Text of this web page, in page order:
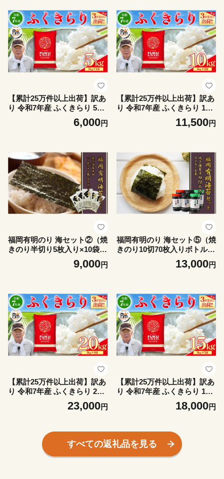
【累計25万件以上出荷】訳あ
り 令和7年産 ふくきらり 5kg
複数原料米 福岡県 赤村 白米
精米 国産 限定 ごはん ご飯
6,000円
【累計25万件以上出荷】訳あ
り 令和7年産 ふくきらり 10k
g 複数原料米 福岡県 赤村 白
米 精米 国産 限定 ごはん ご
R7)
11,500円
福岡有明のり 海セット②（焼
きのり半切り5枚入り×10袋）
9,000円
福岡有明のり 海セット⑤（焼
きのり10切70枚入りボトル×6
13,000円
【累計25万件以上出荷】訳あ
り 令和7年産 ふくきらり 20k
g 複数原料米 福岡県 赤村 白
米 精米 国産 限定 ごはん ご
23,000円
【累計25万件以上出荷】訳あ
り 令和7年産 ふくきらり 15k
g 複数原料米 福岡県 赤村 白
米 精米 国産 限定 ごはん ご
R7)
18,000円
すべての返礼品を見る